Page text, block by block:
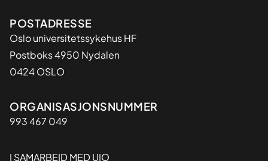
Adresse
POSTADRESSE
Oslo universitetssykehus HF
Postboks 4950 Nydalen
0424 OSLO
Organisasjon
ORGANISASJONSNUMMER
993 467 049
I SAMARBEID MED UIO